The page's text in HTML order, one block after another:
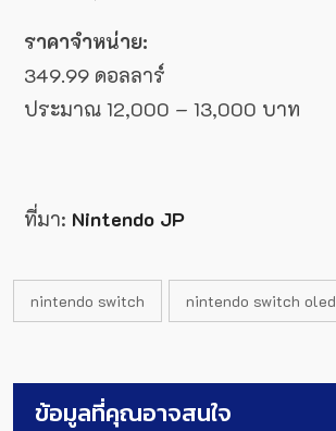
ราคาจำหน่าย:
349.99 ดอลลาร์
ประมาณ 12,000 – 13,000 บาท
ที่มา: Nintendo JP
nintendo switch nintendo switch oled
ข้อมูลที่คุณอาจสนใจ